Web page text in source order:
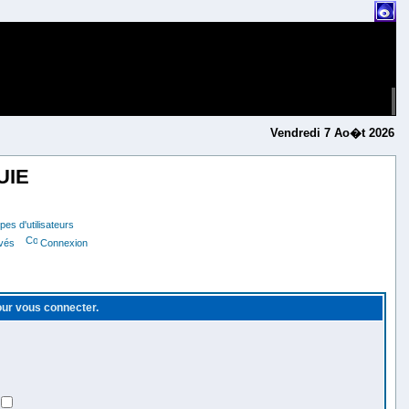
Vendredi 7 Ao�t 2026
d'utilisateurs
Connexion
vous connecter.